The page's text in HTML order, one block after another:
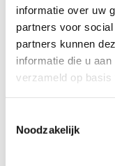
informatie over uw
partners voor
partners kunnen
informatie die u
verzameld op
Noodzakelijk
Duurzaam
het nog mee kan.
gebouw
maakt dat je kunt
Lees meer